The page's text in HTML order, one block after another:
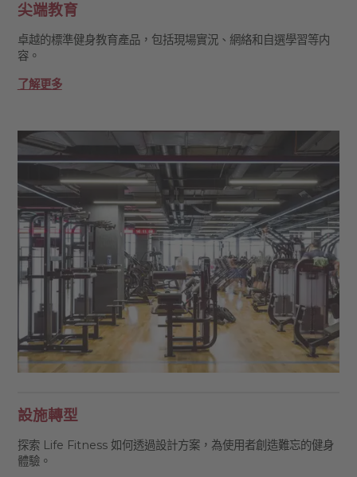
尖端教育
卓越的標準健身教育產品，包括現場實況、網絡和自選學習等内
容。
了解更多
設施轉型
探索 Life Fitness 如何透過設計方案，為使用者創造難忘的健身
體驗。